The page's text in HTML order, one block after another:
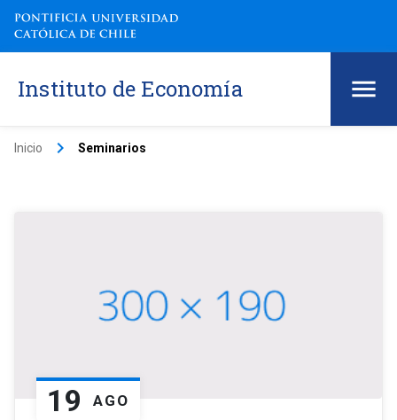
Instituto de Economía
Inicio keyboard_arrow_right Seminarios
19 AGO